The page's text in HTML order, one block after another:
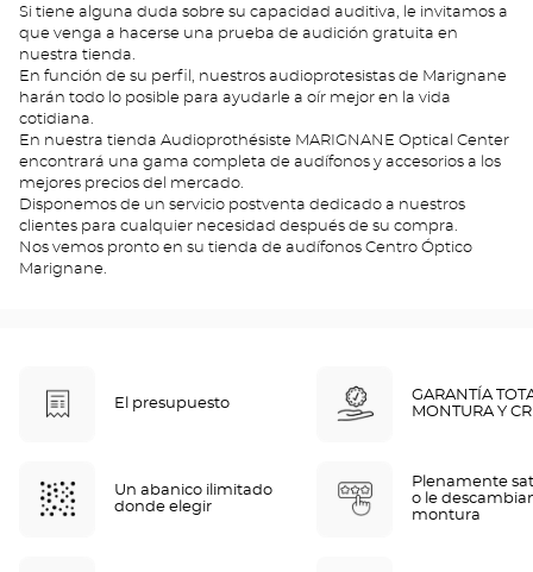
Si tiene alguna duda sobre su capacidad auditiva, le invitamos a
que venga a hacerse una prueba de audición gratuita en
nuestra tienda.
En función de su perfil, nuestros audioprotesistas de Marignane
harán todo lo posible para ayudarle a oír mejor en la vida
cotidiana.
En nuestra tienda Audioprothésiste MARIGNANE Optical Center
encontrará una gama completa de audífonos y accesorios a los
mejores precios del mercado.
Disponemos de un servicio postventa dedicado a nuestros
clientes para cualquier necesidad después de su compra.
Nos vemos pronto en su tienda de audífonos Centro Óptico
Marignane.
El presupuesto
GARANTÍA
MONTURA Y
Un abanico ilimitado
donde elegir
Plenamente
o le
montura